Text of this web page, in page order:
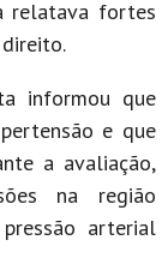
relatava fortes
informou que
e que
a avaliação,
na região
arterial